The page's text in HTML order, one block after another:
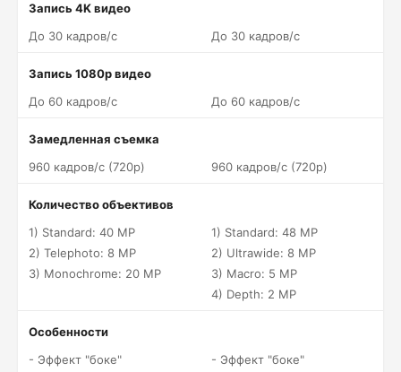
Запись 4K видео
До 30 кадров/c
До 30 кадров/c
Запись 1080p видео
До 60 кадров/c
До 60 кадров/c
Замедленная съемка
960 кадров/c (720p)
960 кадров/c (720p)
Количество объективов
1) Standard: 40 MP
2) Telephoto: 8 MP
3) Monochrome: 20 MP
1) Standard: 48 MP
2) Ultrawide: 8 MP
3) Macro: 5 MP
4) Depth: 2 MP
Особенности
- Эффект "боке"
- Эффект "боке"